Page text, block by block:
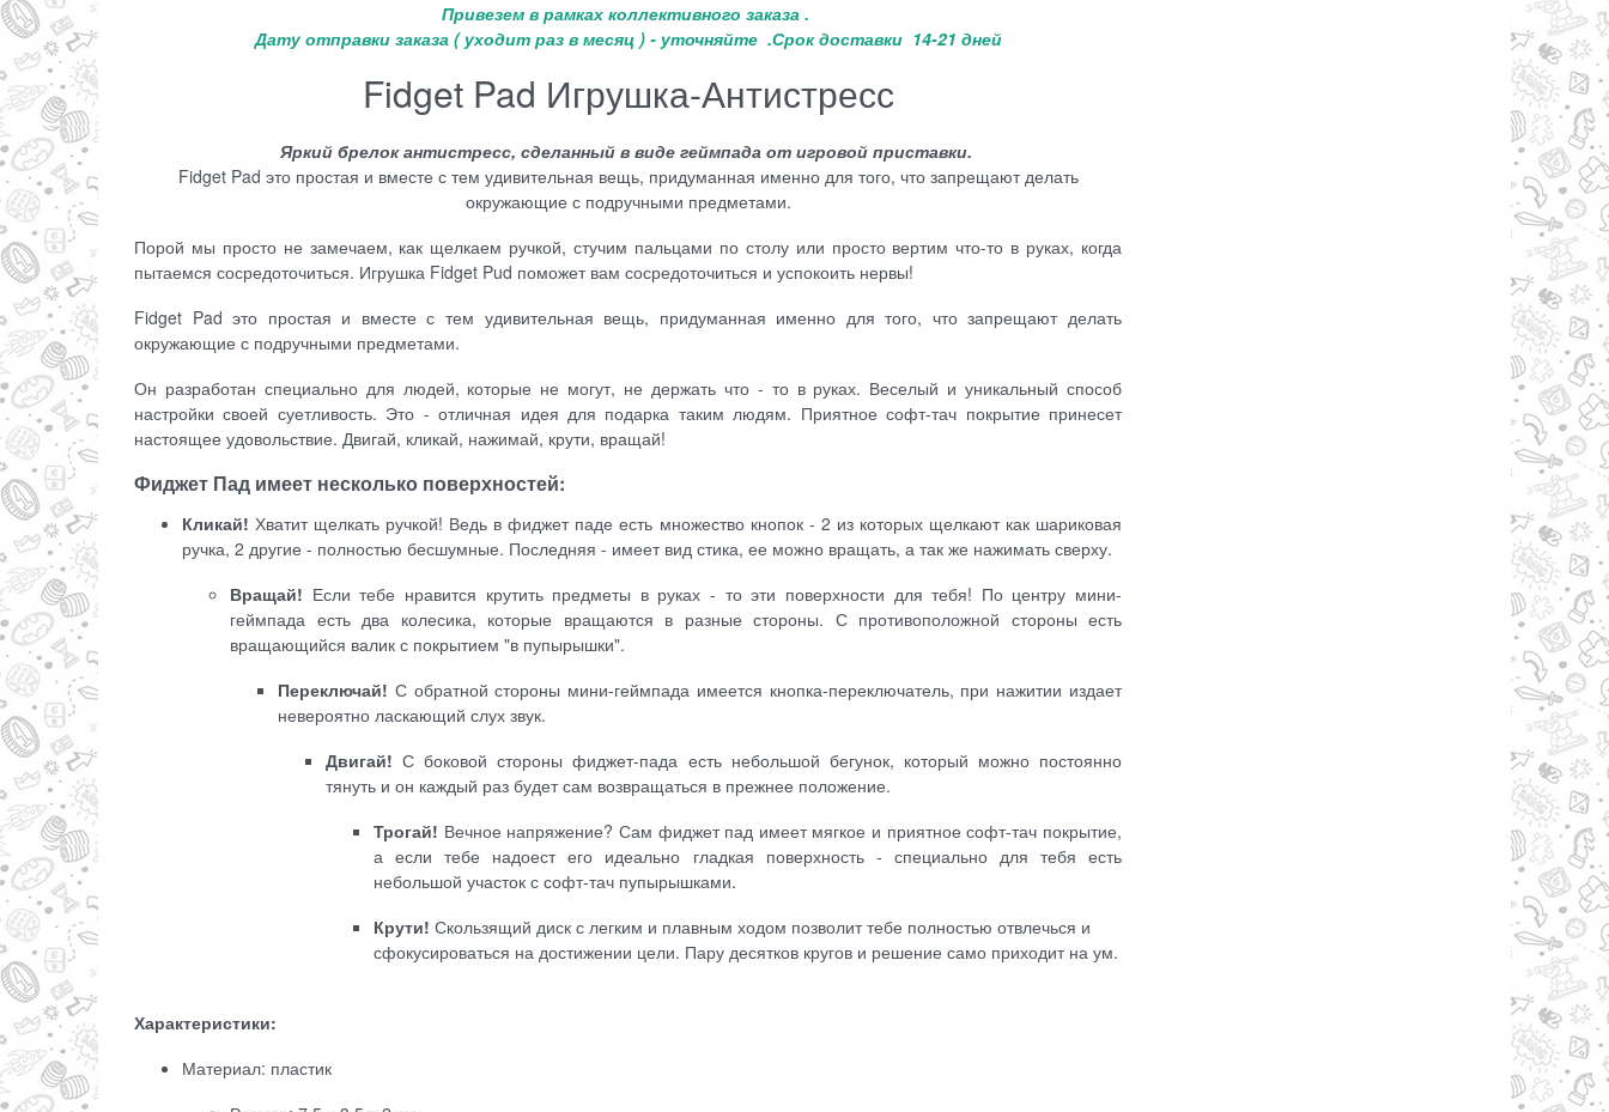
Привезем в рамках коллективного заказа .
Дату отправки заказа ( уходит раз в месяц ) - уточняйте .Срок доставки 14-21 дней
Fidget Pad Игрушка-Антистресс
Яркий брелок антистресс, сделанный в виде геймпада от игровой приставки.
Fidget Pad это простая и вместе с тем удивительная вещь, придуманная именно для того, что запрещают делать
окружающие с подручными предметами.
Порой мы просто не замечаем, как щелкаем ручкой, стучим пальцами по столу или просто вертим что-то в руках, когда
пытаемся сосредоточиться. Игрушка Fidget Pud поможет вам сосредоточиться и успокоить нервы!
Fidget Pad это простая и вместе с тем удивительная вещь, придуманная именно для того, что запрещают делать
окружающие с подручными предметами.
Он разработан специально для людей, которые не могут, не держать что - то в руках. Веселый и уникальный способ
настройки своей суетливость. Это - отличная идея для подарка таким людям. Приятное софт-тач покрытие принесет
настоящее удовольствие. Двигай, кликай, нажимай, крути, вращай!
Фиджет Пад имеет несколько поверхностей:
Кликай! Хватит щелкать ручкой! Ведь в фиджет паде есть множество кнопок - 2 из которых щелкают как шариковая
ручка, 2 другие - полностью бесшумные. Последняя - имеет вид стика, ее можно вращать, а так же нажимать сверху.
Вращай! Если тебе нравится крутить предметы в руках - то эти поверхности для тебя! По центру мини-
геймпада есть два колесика, которые вращаются в разные стороны. С противоположной стороны есть
вращающийся валик с покрытием "в пупырышки".
Переключай! С обратной стороны мини-геймпада имеется кнопка-переключатель, при нажитии издает
невероятно ласкающий слух звук.
Двигай! С боковой стороны фиджет-пада есть небольшой бегунок, который можно постоянно
тянуть и он каждый раз будет сам возвращаться в прежнее положение.
Трогай! Вечное напряжение? Сам фиджет пад имеет мягкое и приятное софт-тач покрытие,
а если тебе надоест его идеально гладкая поверхность - специально для тебя есть
небольшой участок с софт-тач пупырышками.
Крути! Скользящий диск с легким и плавным ходом позволит тебе полностью отвлечься и
сфокусироваться на достижении цели. Пару десятков кругов и решение само приходит на ум.
Характеристики:
Материал: пластик